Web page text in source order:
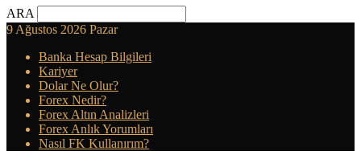
ARA
9 Ağustos 2026 Pazar
Banka Hesap Bilgileri
Kariyer
Dolar Ne Olur?
Forex Nedir?
Forex Altın Analizleri
Forex Anlık Yorumları
Nasıl FK Kullanırım?